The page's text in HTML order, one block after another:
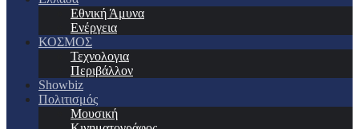
Εθνική Άμυνα
Ενέργεια
ΚΟΣΜΟΣ
Τεχνολογια
Περιβάλλον
Showbiz
Πολιτισμός
Μουσική